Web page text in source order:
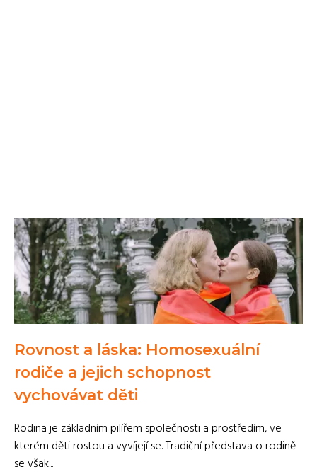
Rovnost a láska: Homosexuální
rodiče a jejich schopnost
vychovávat děti
Rodina je základním pilířem společnosti a prostředím, ve
kterém děti rostou a vyvíjejí se. Tradiční představa o rodině
se však...